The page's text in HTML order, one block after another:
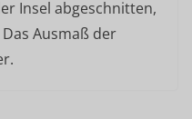
Insel abgeschnitten,
Ausmaß der